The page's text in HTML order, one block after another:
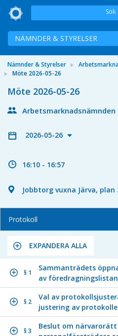
Sök
NÄMNDER & STYRELSER
Nämnder & Styrelser
Möte 2026-05-26
Möte 2026-05-26
Arbetsmarknadsnämnden
2026-05-26
16:10 - 16:57
Jobbtorg vuxna Järva,
Protokoll
EXPANDERA ALLA
§ 1
Sammanträdets
av föredragningslistan
§ 2
Val av
justering av
§ 3
Beslut om